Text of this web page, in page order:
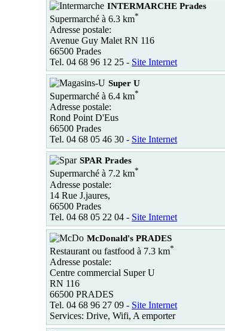
INTERMARCHE Prades
Supermarché à 6.3 km*
Adresse postale:
Avenue Guy Malet RN 116
66500 Prades
Tel. 04 68 96 12 25 - Site Internet
Super U
Supermarché à 6.4 km*
Adresse postale:
Rond Point D'Eus
66500 Prades
Tel. 04 68 05 46 30 - Site Internet
SPAR Prades
Supermarché à 7.2 km*
Adresse postale:
14 Rue J.jaures,
66500 Prades
Tel. 04 68 05 22 04 - Site Internet
McDonald's PRADES
Restaurant ou fastfood à 7.3 km*
Adresse postale:
Centre commercial Super U
RN 116
66500 PRADES
Tel. 04 68 96 27 09 - Site Internet
Services: Drive, Wifi, A emporter